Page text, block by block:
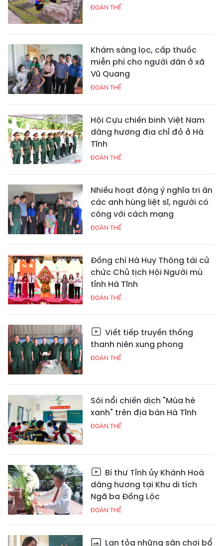
ĐOÀN THỂ
Khám sàng lọc, cấp thuốc
miễn phí cho người dân ở xã
Vũ Quang
ĐOÀN THỂ
Hội Cựu chiến binh Việt Nam
dâng hương địa chỉ đỏ ở Hà
Tĩnh
ĐOÀN THỂ
Nhiều hoạt động ý nghĩa tri ân
các anh hùng liệt sĩ, người có
công với cách mạng
ĐOÀN THỂ
Đồng chí Hà Huy Thông tái cử
chức Chủ tịch Hội Người mù
tỉnh Hà Tĩnh
ĐOÀN THỂ
Viết tiếp truyền thống
thanh niên xung phong
ĐOÀN THỂ
Sôi nổi chiến dịch "Mùa hè
xanh" trên địa bàn Hà Tĩnh
ĐOÀN THỂ
Bí thư Tỉnh ủy Khánh Hoà
dâng hương tại Khu di tích
Ngã ba Đồng Lộc
ĐOÀN THỂ
Lan tỏa những sân chơi bổ